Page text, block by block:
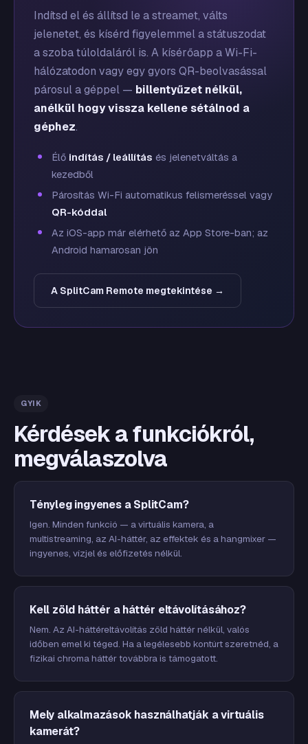
Indítsd el és állítsd le a streamet, válts
jelenetet, és kísérd figyelemmel a státuszodat
a szoba túloldaláról is. A kísérőapp a Wi-Fi-
hálózatodon vagy egy gyors QR-beolvasással
párosul a géppel — billentyűzet nélkül,
anélkül hogy vissza kellene sétálnod a
géphez.
Élő indítás / leállítás és jelenetváltás a
kezedből
Párosítás Wi-Fi automatikus felismeréssel vagy
QR-kóddal
Az iOS-app már elérhető az App Store-ban; az
Android hamarosan jön
A SplitCam Remote megtekintése →
GYIK
Kérdések a funkciókról,
megválaszolva
Tényleg ingyenes a SplitCam?
Igen. Minden funkció — a virtuális kamera, a
multistreaming, az AI-háttér, az effektek és a hangmixer —
ingyenes, vízjel és előfizetés nélkül.
Kell zöld háttér a háttér eltávolításához?
Nem. Az AI-háttéreltávolítás zöld háttér nélkül, valós
időben emel ki téged. Ha a legélesebb kontúrt szeretnéd, a
fizikai chroma háttér továbbra is támogatott.
Mely alkalmazások használhatják a virtuális
kamerát?